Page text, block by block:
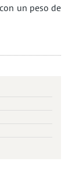
un peso de